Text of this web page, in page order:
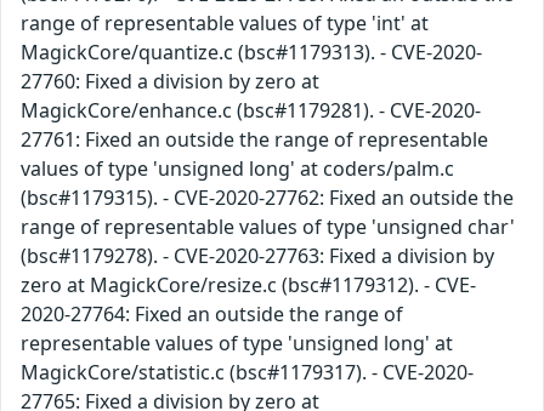
range of representable values of type 'int' at
MagickCore/quantize.c (bsc#1179313). - CVE-2020-
27760: Fixed a division by zero at
MagickCore/enhance.c (bsc#1179281). - CVE-2020-
27761: Fixed an outside the range of representable
values of type 'unsigned long' at coders/palm.c
(bsc#1179315). - CVE-2020-27762: Fixed an outside the
range of representable values of type 'unsigned char'
(bsc#1179278). - CVE-2020-27763: Fixed a division by
zero at MagickCore/resize.c (bsc#1179312). - CVE-
2020-27764: Fixed an outside the range of
representable values of type 'unsigned long' at
MagickCore/statistic.c (bsc#1179317). - CVE-2020-
27765: Fixed a division by zero at